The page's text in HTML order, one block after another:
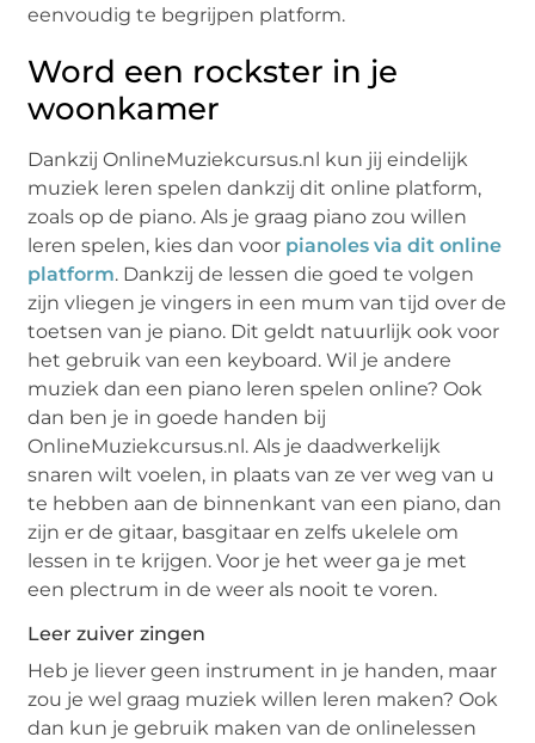
eenvoudig te begrijpen platform.
Word een rockster in je
woonkamer
Dankzij OnlineMuziekcursus.nl kun jij eindelijk
muziek leren spelen dankzij dit online platform,
zoals op de piano. Als je graag piano zou willen
leren spelen, kies dan voor pianoles via dit online
platform. Dankzij de lessen die goed te volgen
zijn vliegen je vingers in een mum van tijd over de
toetsen van je piano. Dit geldt natuurlijk ook voor
het gebruik van een keyboard. Wil je andere
muziek dan een piano leren spelen online? Ook
dan ben je in goede handen bij
OnlineMuziekcursus.nl. Als je daadwerkelijk
snaren wilt voelen, in plaats van ze ver weg van u
te hebben aan de binnenkant van een piano, dan
zijn er de gitaar, basgitaar en zelfs ukelele om
lessen in te krijgen. Voor je het weer ga je met
een plectrum in de weer als nooit te voren.
Leer zuiver zingen
Heb je liever geen instrument in je handen, maar
zou je wel graag muziek willen leren maken? Ook
dan kun je gebruik maken van de onlinelessen